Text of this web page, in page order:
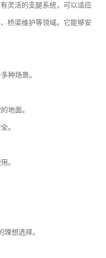
灵活的支腿系统，可以适应
桥梁维护等领域。它能够安
种场景。
地面。
。
。
想选择。